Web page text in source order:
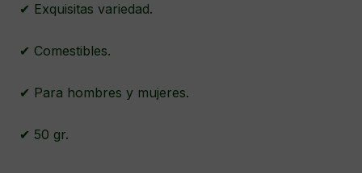
✔ Exquisitas variedad.
✔ Comestibles.
✔ Para hombres y mujeres.
✔ 50 gr.